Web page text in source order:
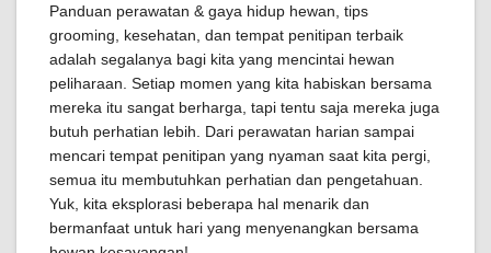
Panduan perawatan & gaya hidup hewan, tips
grooming, kesehatan, dan tempat penitipan terbaik
adalah segalanya bagi kita yang mencintai hewan
peliharaan. Setiap momen yang kita habiskan bersama
mereka itu sangat berharga, tapi tentu saja mereka juga
butuh perhatian lebih. Dari perawatan harian sampai
mencari tempat penitipan yang nyaman saat kita pergi,
semua itu membutuhkan perhatian dan pengetahuan.
Yuk, kita eksplorasi beberapa hal menarik dan
bermanfaat untuk hari yang menyenangkan bersama